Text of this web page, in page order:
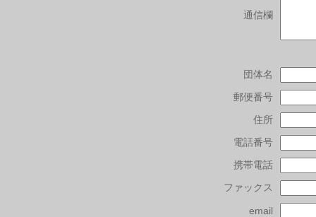
通信欄
団体名
郵便番号
住所
電話番号
携帯電話
ファックス
email